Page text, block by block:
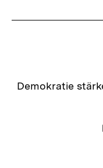
Zur
Demokratie